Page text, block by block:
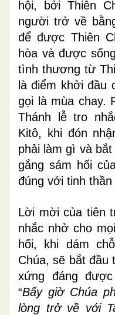
hội, bởi Thiên
người trở về
để được Thiên
hòa và được
tình thương từ
là điểm khởi đầu
gọi là mùa chay.
Thánh lễ tro
Kitô, khi đón
phải làm gì và
gắng sám hối
đúng với tinh
Lời mời của tiên
nhắc nhở cho
hối, khi dám
Chúa, sẽ bắt đầu
xứng đáng
“Bấy giờ Chúa
lòng trở về với